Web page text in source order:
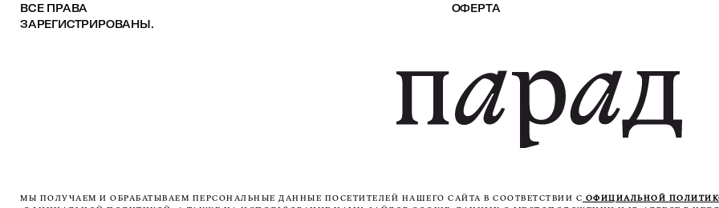
ВСЕ ПРАВА
ЗАРЕГИСТРИРОВАНЫ.
ОФЕРТА
МЫ ПОЛУЧАЕМ И ОБРАБАТЫВАЕМ ПЕРСОНАЛЬНЫЕ ДАННЫЕ ПОСЕТИТЕЛЕЙ НАШЕГО САЙТА В СООТВЕТСТВИИ С ОФИЦИАЛЬНОЙ